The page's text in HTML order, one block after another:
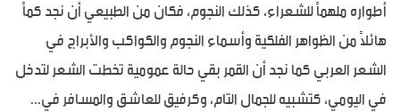
أطواره ملهماً للشعراء، كذلك النجوم، فكان من الطبيعي أن نجد كماً
هائلاً من الظواهر الفلكية وأسماء النجوم والكواكب والأبراج في
الشعر العربي كما نجد أن القمر بقي حالة عمومية تخطت الشعر لتدخل
في اليومي، كتشبيه للجمال التام، وكرفيق للعاشق والمسافر في...